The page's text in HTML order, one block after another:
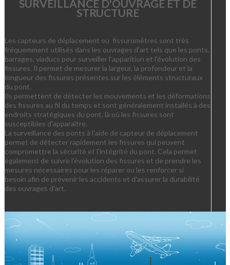
SURVEILLANCE D'OUVRAGE ET DE
STRUCTURE
Les capteurs de déplacement ou fissuromètres sont très
fréquemment utilisés dans les ouvrages d'art tels que les ponts,
barrages, viaducs pour surveiller l'apparition et l'évolution des
fissures. Il permet de mesurer la largeur, la profondeur et la
longueur des fissures présentes sur les éléments structuraux
du pont.
Ils permettent de détecter les mouvements et les déformations
des fissures au fil du temps et sont généralement installés à des
endroits stratégiques du pont, là où les fissures sont
susceptibles d'apparaître.
La surveillance des ponts à l'aide de capteur de déplacement
permet de détecter rapidement les fissures qui peuvent
compromettre la sécurité et l'intégrité du pont. Cela permet
également de suivre l'évolution des fissures et de prendre les
mesures nécessaires pour les réparer ou les renforcer si
besoin afin de prévenir les accidents et d'assurer la durabilité
des ouvrages d'art.